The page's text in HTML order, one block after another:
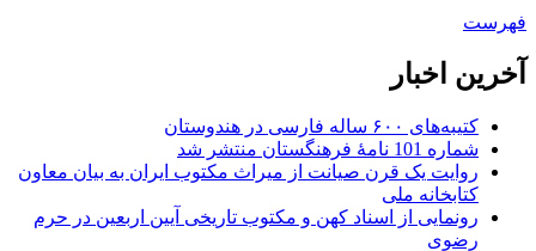
فهرست
آخرین اخبار
کتیبه‌های ۶۰۰ ساله فارسی در هندوستان
شماره 101 نامۀ فرهنگستان منتشر شد
روایت یک قرن صیانت از میراث مکتوب ایران به بیان معاون
کتابخانه ملی
رونمایی از اسناد کهن و مکتوب تاریخی آیین اربعین در حرم
رضوی